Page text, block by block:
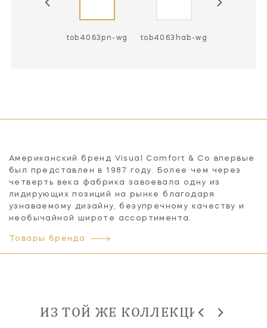
tob4063pn-wg tob4063hab-wg
Американский бренд Visual Comfort & Co впервые
был представлен в 1987 году. Более чем через
четверть века фабрика завоевала одну из
лидирующих позиций на рынке благодаря
узнаваемому дизайну, безупречному качеству и
необычайной широте ассортимента.
Товары бренда
ИЗ ТОЙ ЖЕ КОЛЛЕКЦИИ